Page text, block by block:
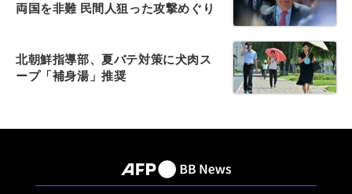
両国を非難 民間人狙った攻撃めぐり
北朝鮮指導部、夏バテ対策に犬肉ス
ープ「補身湯」推奨